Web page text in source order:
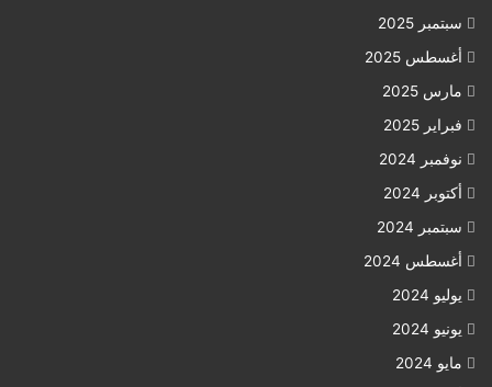
سبتمبر 2025
أغسطس 2025
مارس 2025
فبراير 2025
نوفمبر 2024
أكتوبر 2024
سبتمبر 2024
أغسطس 2024
يوليو 2024
يونيو 2024
مايو 2024